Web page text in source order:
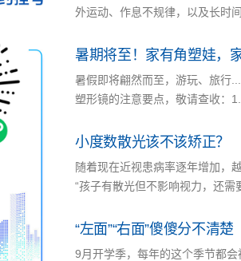
外运动、作息不规律，以及长时
暑期将至！家有角塑娃
暑假即将翩然而至，游玩、旅行
塑形镜的注意要点，敬请查收：
小度数散光该不该矫正？
随着现在近视患病率逐年增加，
“孩子有散光但不影响视力，还需
“左面”“右面”傻傻分不清楚
9月开学季，每年的这个季节都